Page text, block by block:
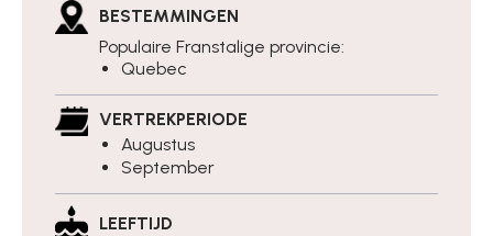
BESTEMMINGEN
Populaire Franstalige provincie:
Quebec
VERTREKPERIODE
Augustus
September
LEEFTIJD